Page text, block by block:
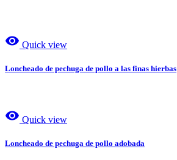
visibility Quick view
Loncheado de pechuga de pollo a las finas hierbas
visibility Quick view
Loncheado de pechuga de pollo adobada